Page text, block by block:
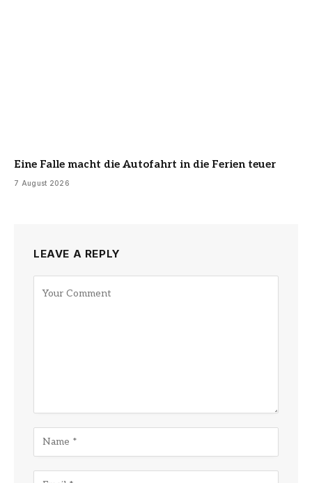
Eine Falle macht die Autofahrt in die Ferien teuer
7 August 2026
LEAVE A REPLY